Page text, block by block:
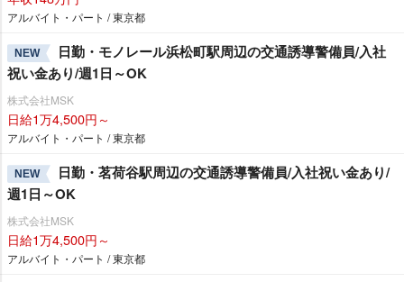
アルバイト・パート / 東京都
NEW
日勤・モノレール浜松町駅周辺の交通誘導警備員/入社
祝い金あり/週1日～OK
株式会社MSK
日給1万4,500円～
アルバイト・パート / 東京都
NEW
日勤・茗荷谷駅周辺の交通誘導警備員/入社祝い金あり/
週1日～OK
株式会社MSK
日給1万4,500円～
アルバイト・パート / 東京都